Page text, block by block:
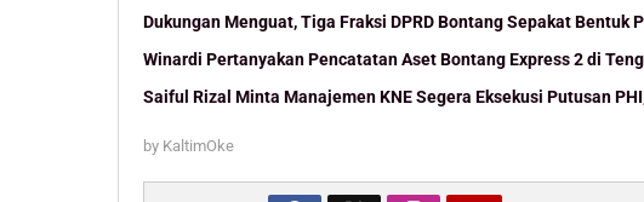
Dukungan Menguat, Tiga Fraksi DPRD Bontang Sepakat Bentuk
Winardi Pertanyakan Pencatatan Aset Bontang Express 2 di
Saiful Rizal Minta Manajemen KNE Segera Eksekusi Putusan
by KaltimOke